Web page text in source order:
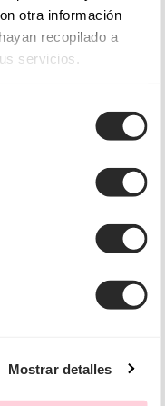
otra información
recopilado a
servicios.
Mostrar detalles